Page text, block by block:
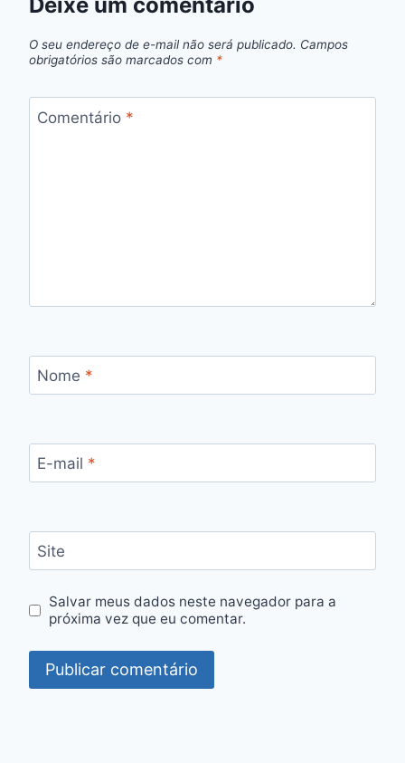
O seu endereço de e-mail não será publicado. Campos
obrigatórios são marcados com *
Comentário *
Nome *
E-mail *
Site
Salvar meus dados neste navegador para a
próxima vez que eu comentar.